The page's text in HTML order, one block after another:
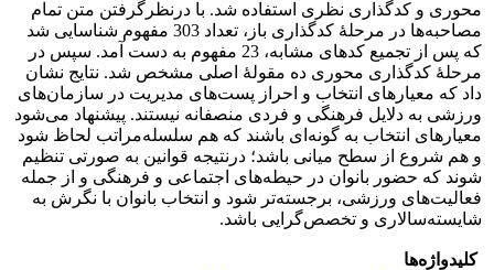
محوری و کدگذاری نظری استفاده شد. با درنظرگرفتن متن تمام
مصاحبه‌ها در مرحلۀ کدگذاری باز، تعداد 303 مفهوم شناسایی شد
که پس از تجمیع کدهای مشابه، 23 مفهوم به دست آمد. سپس در
مرحلۀ کدگذاری محوری ده مقولۀ اصلی مشخص شد. نتایج نشان
داد که معیارهای انتخاب و احراز پست‌های مدیریت در سازمان‌های
ورزشی به دلایل فرهنگی و فردی منصفانه نیستند. پیشنهاد می‌شود
معیارهای انتخاب به ‌گونه‌ای باشند که هم سلسله‌مراتب لحاظ شود
و هم شروع از سطح میانی باشد؛ درنتیجه قوانین به صورتی تنظیم
شوند که حضور بانوان در حیطه‌های اجتماعی و فرهنگی و از جمله
فعالیت‌های ورزشی، برجسته‌تر شود و انتخاب بانوان با نگرش به
شایسته‌سالاری و تخصص‌گرایی باشد.
کلیدواژه‌ها